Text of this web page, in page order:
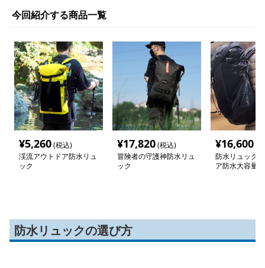
今回紹介する商品一覧
¥5,260(税込)
渓流アウトドア防水リュ
ック
¥17,820(税込)
冒険者の守護神防水リュ
ック
¥16,600
防水リュック
ア防水大容量
防水リュックの選び方